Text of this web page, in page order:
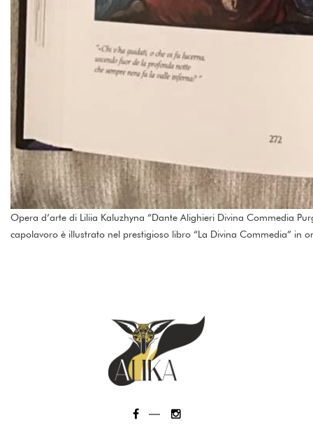
Opera d’arte di Liliia Kaluzhyna “Dante Alighieri Divina Commedia
capolavoro è illustrato nel prestigioso libro “La Divina Commedia” in